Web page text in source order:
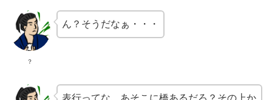
？
ん？そうだなぁ・・・